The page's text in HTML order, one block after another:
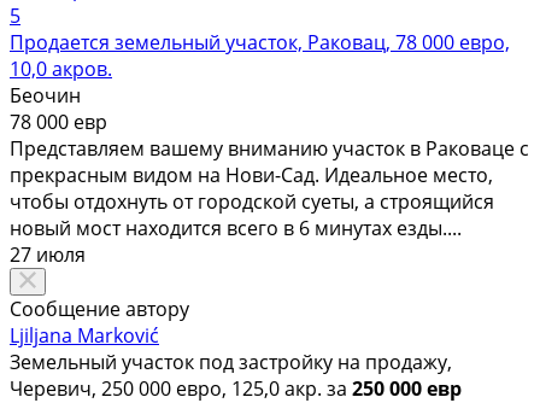
5
Продается земельный участок, Раковац, 78 000 евро,
10,0 акров.
Беочин
78 000 евр
Представляем вашему вниманию участок в Раковаце с
прекрасным видом на Нови-Сад. Идеальное место,
чтобы отдохнуть от городской суеты, а строящийся
новый мост находится всего в 6 минутах езды....
27 июля
Сообщение автору
Ljiljana Marković
Земельный участок под застройку на продажу,
Черевич, 250 000 евро, 125,0 акр. за 250 000 евр